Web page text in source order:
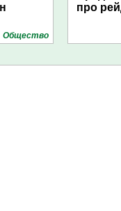
Общество
про